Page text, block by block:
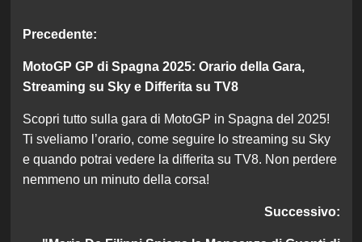
Navigazione
articolo
Precedente:
MotoGP GP di Spagna 2025: Orario della Gara,
Streaming su Sky e Differita su TV8
Scopri tutto sulla gara di MotoGP in Spagna del 2025!
Ti sveliamo l’orario, come seguire lo streaming su Sky
e quando potrai vedere la differita su TV8. Non perdere
nemmeno un minuto della corsa!
Successivo: